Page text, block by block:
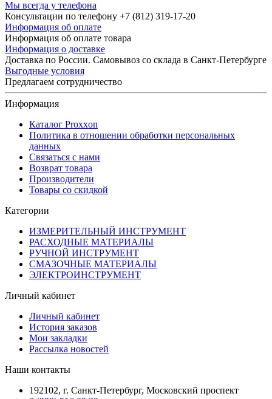
Мы всегда у телефона
Консультации по телефону +7 (812) 319-17-20
Информация об оплате
Информация об оплате товара
Информация о доставке
Доставка по России. Самовывоз со склада в Санкт-Петербурге
Выгодные условия
Предлагаем сотрудничество
Информация
Каталог Proxxon
Политика в отношении обработки персональных
данных
Связаться с нами
Возврат товара
Производители
Товары со скидкой
Категории
ИЗМЕРИТЕЛЬНЫЙ ИНСТРУМЕНТ
РАСХОДНЫЕ МАТЕРИАЛЫ
РУЧНОЙ ИНСТРУМЕНТ
СМАЗОЧНЫЕ МАТЕРИАЛЫ
ЭЛЕКТРОИНСТРУМЕНТ
Личный кабинет
Личный кабинет
История заказов
Мои закладки
Рассылка новостей
Наши контакты
192102, г. Санкт-Петербург, Московский проспект